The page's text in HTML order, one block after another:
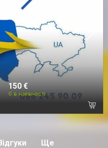
150 €
Є в наявності
Ще